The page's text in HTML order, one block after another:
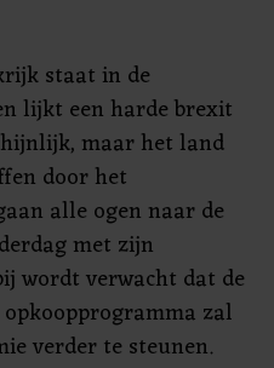
staat in de
lijkt een harde brexit
maar het land
door het
alle ogen naar de
met zijn
wordt verwacht dat de
zal
verder te steunen.